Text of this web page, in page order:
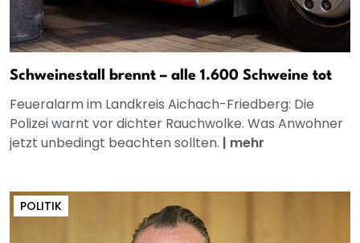
Schweinestall brennt – alle 1.600 Schweine tot
Feueralarm im Landkreis Aichach-Friedberg: Die
Polizei warnt vor dichter Rauchwolke. Was Anwohner
jetzt unbedingt beachten sollten. | mehr
POLITIK